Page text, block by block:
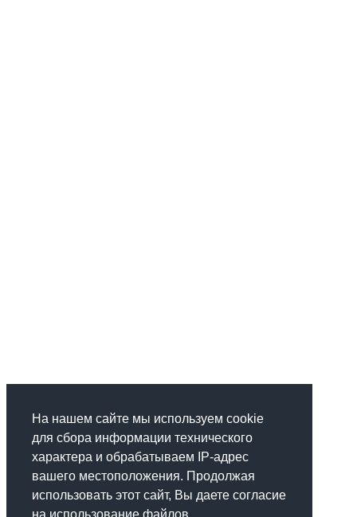
На нашем сайте мы используем cookie
для сбора информации технического
характера и обрабатываем IP-адрес
вашего местоположения. Продолжая
использовать этот сайт, Вы даете согласие